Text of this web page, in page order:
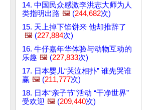
14. 中国民众感激李洪志大师为人
类指明出路 🖼️ (244,682次)
15. 天上掉下馅饼来 他却推辞了
🖼️ (227,884次)
16. 牛仔嘉年华体验与动物互动的
乐趣 🖼️ (227,833次)
17. 日本婴儿“哭泣相扑” 谁先哭谁
赢 🖼️ (211,777次)
18. 日本“亲子节”活动 “干净世界”
受欢迎 🖼️ (209,440次)